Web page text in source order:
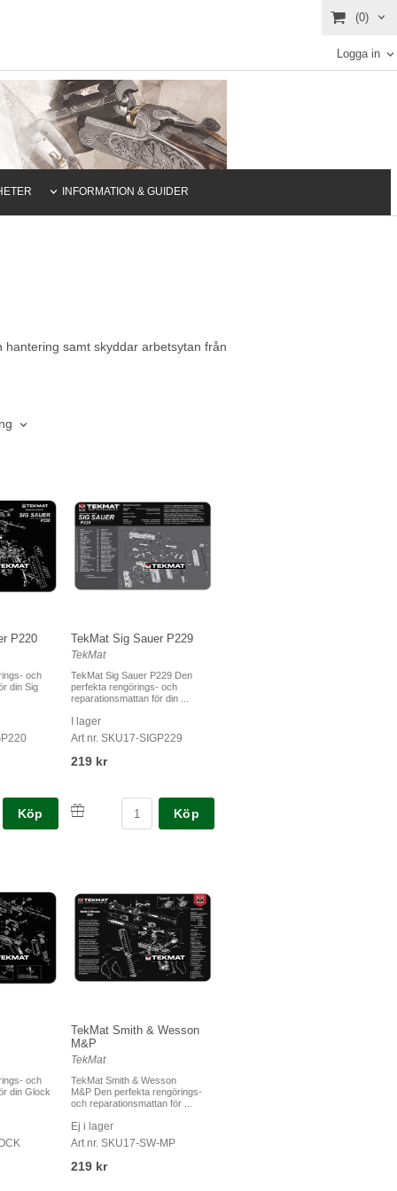
(0)
Logga in
INFORMATION & GUIDER
samt skyddar arbetsytan från
P220
och
din Sig
Köp
TekMat Sig Sauer P229
TekMat
TekMat Sig Sauer P229 Den
perfekta rengörings- och
reparationsmattan för din ...
I lager
Art nr. SKU17-SIGP229
219 kr
Köp
och
din Glock
TekMat Smith & Wesson
M&P
TekMat
TekMat Smith & Wesson
M&P Den perfekta rengörings-
och reparationsmattan för ...
Ej i lager
Art nr. SKU17-SW-MP
219 kr